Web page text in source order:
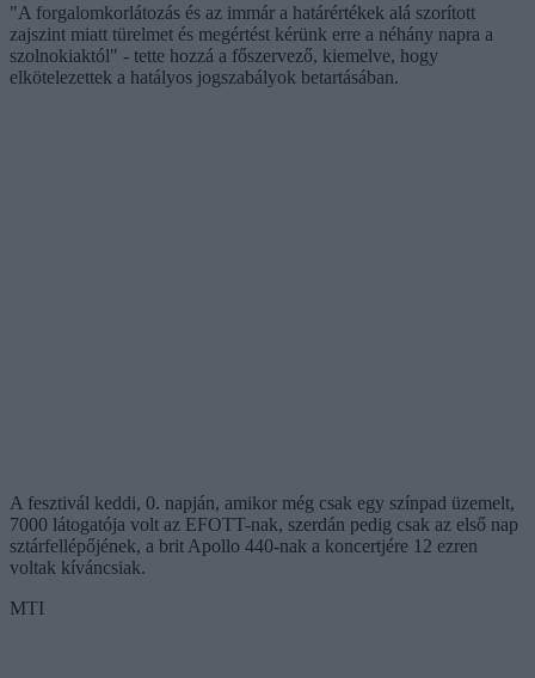
"A forgalomkorlátozás és az immár a határértékek alá szorított
zajszint miatt türelmet és megértést kérünk erre a néhány napra a
szolnokiaktól" - tette hozzá a főszervező, kiemelve, hogy
elkötelezettek a hatályos jogszabályok betartásában.
A fesztivál keddi, 0. napján, amikor még csak egy színpad üzemelt,
7000 látogatója volt az EFOTT-nak, szerdán pedig csak az első nap
sztárfellépőjének, a brit Apollo 440-nak a koncertjére 12 ezren
voltak kíváncsiak.
MTI